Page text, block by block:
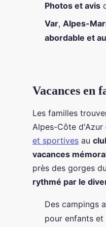
Photos et avis
Var, Alpes-
abordable et
Vacances en
Les familles
Alpes-Côte
et sportives au
vacances
près des gorges
rythmé par le
Des campings
pour enfants et